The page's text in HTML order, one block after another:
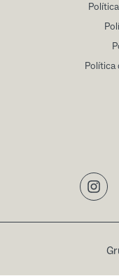
Política